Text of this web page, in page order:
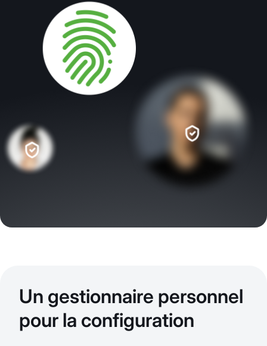
Un gestionnaire personnel
pour la configuration